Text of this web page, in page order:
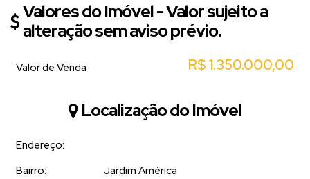
Valores do Imóvel - Valor sujeito a
alteração sem aviso prévio.
R$1.350.000,00
Valor de Venda
Localização do Imóvel
Endereço:
Bairro:
Jardim América